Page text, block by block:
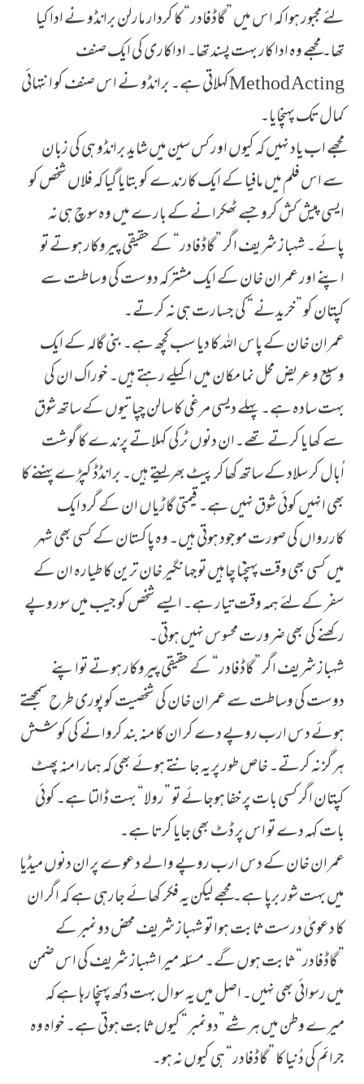
لئے مجبور ہوا کہ اس میں ”گاڈفادر“ کا کردار مارلن برانڈو نے ادا کیا
تھا۔ مجھے وہ ادا کار بہت پسند تھا۔ اداکاری کی ایک صنف
Method Actingکہلاتی ہے۔ برانڈو نے اس صنف کو انتہائی
کمال تک پہنچایا۔
مجھے اب یاد نہیں کہ کیوں اور کس سین میں شاید برانڈو ہی کی زبان
سے اس فلم میں مافیا کے ایک کارندے کو بتایا گیا کہ فلاں شخص کو
ایسی پیش کش کرو جسے ٹھکرانے کے بارے میں وہ سوچ ہی نہ
پائے۔ شہباز شریف اگر ”گاڈفادر“ کے حقیقی پیروکار ہوتے تو
اپنے اور عمران خان کے ایک مشترکہ دوست کی وساطت سے
کپتان کو ”خریدنے“ کی جسارت ہی نہ کرتے۔
عمران خان کے پاس اللہ کا دیا سب کچھ ہے۔ بنی گالہ کے ایک
وسیع و عریض محل نما مکان میں اکیلے رہتے ہیں۔ خوراک ان کی
بہت سادہ ہے۔ پہلے دیسی مرغی کا سالن چپاتیوں کے ساتھ شوق
سے کھایا کرتے تھے۔ان دنوں ٹرکی کہلاتے پرندے کا گوشت
اُبال کر سلاد کے ساتھ کھاکر پیٹ بھرلیتے ہیں۔ برانڈڈ کپڑے پہننے کا
بھی انہیں کوئی شوق نہیں ہے۔ قیمتی گاڑیاں ان کے گرد ایک
کاررواں کی صورت موجود ہوتی ہیں۔ وہ پاکستان کے کسی بھی شہر
میں کسی بھی وقت پہنچنا چاہیں توجہانگیر خان ترین کا طیارہ ان کے
سفر کےلئے ہمہ وقت تیار ہے۔ ایسے شخص کو جیب میں سوروپے
رکھنے کی بھی ضرورت محسوس نہیں ہوتی۔
شہباز شریف اگر ”گاڈفادر“ کے حقیقی پیروکار ہوتے تواپنے
دوست کی وساطت سے عمران خان کی شخصیت کو پوری طرح سمجھتے
ہوئے دس ارب روپے دے کر ان کا منہ بند کروانے کی کوشش
ہرگز نہ کرتے۔ خاص طور پر یہ جانتے ہوئے بھی کہ ہمارا منہ پھٹ
کپتان اگر کسی بات پر خفا ہوجائے تو ”رولا“ بہت ڈالتا ہے۔ کوئی
بات کہہ دے تو اس پر ڈٹ بھی جایا کرتا ہے۔
عمران خان کے دس ارب روپے والے دعوے پر ان دنوں میڈیا
میں بہت شور برپا ہے۔ مجھے لیکن یہ فکر کھائے جارہی ہے کہ اگر ان
کا دعویٰ درست ثابت ہوا تو شہباز شریف محض دو نمبر کے
”گاڈفادر“ ثابت ہوں گے۔ مسئلہ میرا شہباز شریف کی اس ضمن
میں رسوائی بھی نہیں۔ اصل میں یہ سوال بہت دُکھ پہنچا رہا ہے کہ
میرے وطن میں ہر شے”دونمبر“ کیوں ثابت ہوتی ہے۔ خواہ وہ
جرائم کی دُنیا کا ”گاڈفادر“ ہی کیوں نہ ہو۔